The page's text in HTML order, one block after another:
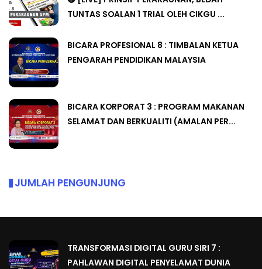
TUNTAS SOALAN 1 TRIAL OLEH CIKGU ...
BICARA PROFESIONAL 8 : TIMBALAN KETUA
PENGARAH PENDIDIKAN MALAYSIA
BICARA KORPORAT 3 : PROGRAM MAKANAN
SELAMAT DAN BERKUALITI (AMALAN PER...
JUMLAH PENGUNJUNG
TRANSFORMASI DIGITAL GURU SIRI 7 :
PAHLAWAN DIGITAL PENYELAMAT DUNIA